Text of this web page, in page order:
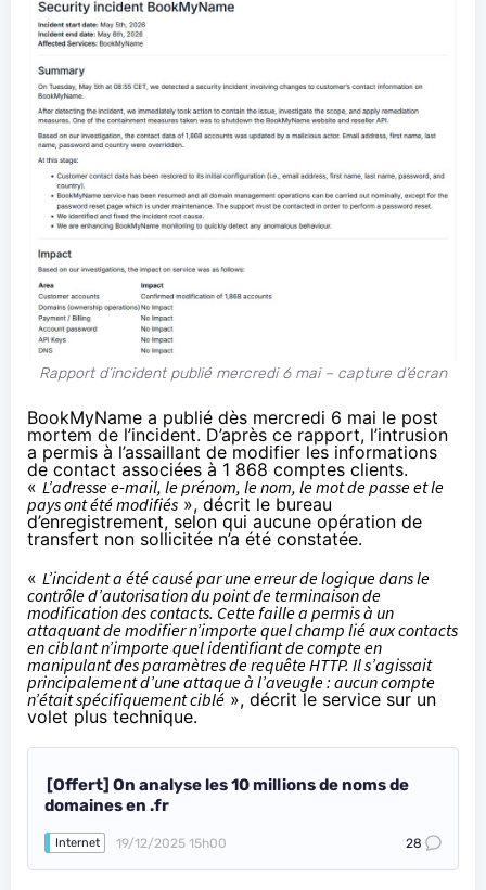
Rapport d’incident publié mercredi 6 mai – capture d’écran
BookMyName a publié dès mercredi 6 mai le post
mortem de l’incident. D’après ce rapport, l’intrusion
a permis à l’assaillant de modifier les informations
de contact associées à 1 868 comptes clients.
« L’adresse e-mail, le prénom, le nom, le mot de passe et le
pays ont été modifiés », décrit le bureau
d’enregistrement, selon qui aucune opération de
transfert non sollicitée n’a été constatée.
« L’incident a été causé par une erreur de logique dans le
contrôle d’autorisation du point de terminaison de
modification des contacts. Cette faille a permis à un
attaquant de modifier n’importe quel champ lié aux contacts
en ciblant n’importe quel identifiant de compte en
manipulant des paramètres de requête HTTP. Il s’agissait
principalement d’une attaque à l’aveugle : aucun compte
n’était spécifiquement ciblé », décrit le service sur un
volet plus technique.
[Offert] On analyse les 10 millions de noms de
domaines en .fr
Internet 19/12/2025 15h00 28